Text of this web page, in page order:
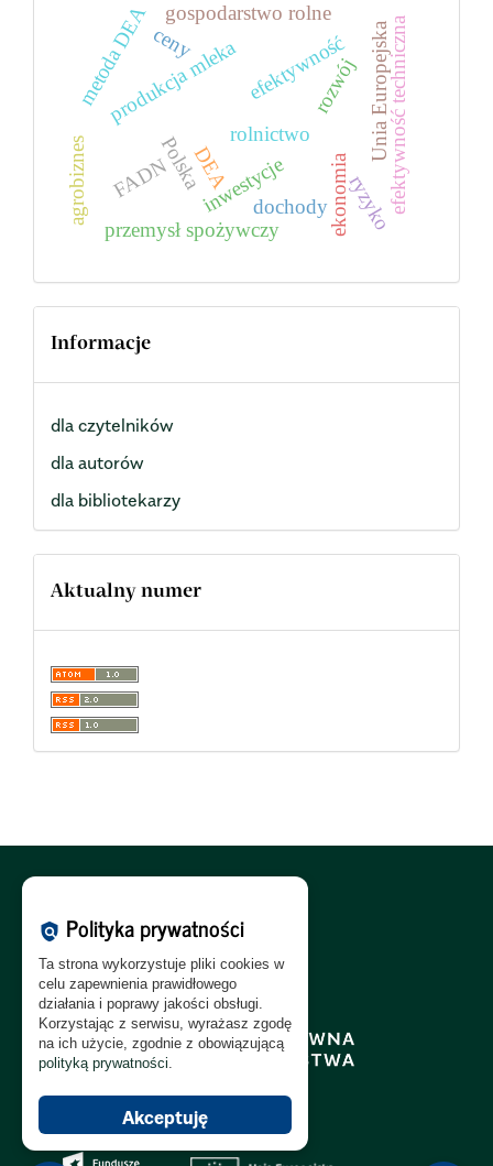
rolnictwo
efektywność
produkcja mleka
Polska
Unia Europejska
inwestycje
metoda DEA
ekonomia
przemysł spożywczy
gospodarstwo rolne
ceny
FADN
dochody
rozwój
agrobiznes efektywność techniczna
ryzyko
DEA
Informacje
dla czytelników
dla autorów
dla bibliotekarzy
Aktualny numer
Polityka Prywatności:PL
Polityka RODO:PL|EN
policy Polityka prywatności
Ta strona wykorzystuje pliki cookies w
celu zapewnienia prawidłowego
działania i poprawy jakości obsługi.
Korzystając z serwisu, wyrażasz zgodę
na ich użycie, zgodnie z obowiązującą
polityką prywatności
Akceptuję